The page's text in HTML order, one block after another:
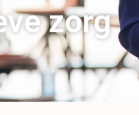
zorg